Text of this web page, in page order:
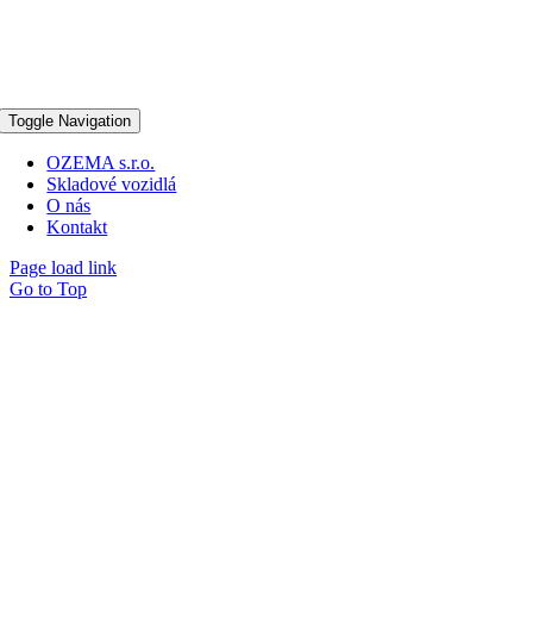
Toggle Navigation
OZEMA s.r.o.
Skladové vozidlá
O nás
Kontakt
Page load link
Go to Top